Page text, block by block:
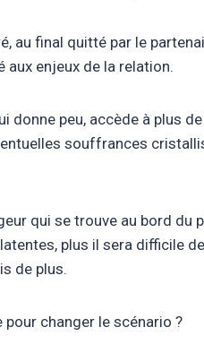
au final quitté par le
aux enjeux de la relation.
donne peu, accède à plus
souffrances
qui se trouve au bord du
plus il sera difficile
de plus.
changer le scénario ?